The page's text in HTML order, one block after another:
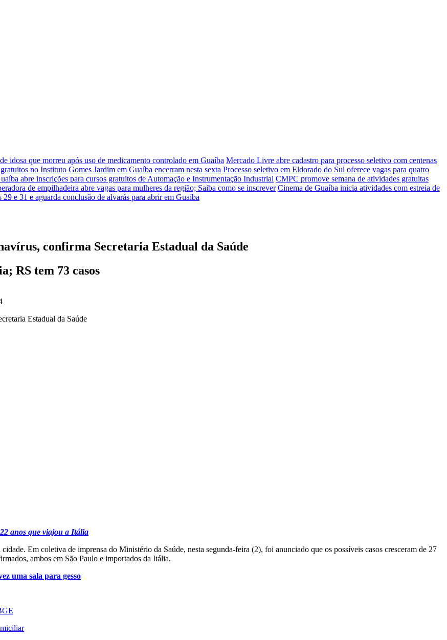
idosa que morreu após uso de medicamento controlado em Guaíba Mercado Livre abre cadastro para processo seletivo com centenas
no Instituto Gomes Jardim em Guaíba encerram nesta sexta Processo seletivo em Eldorado do Sul oferece vagas para quatro
abre inscrições para cursos gratuitos de Automação e Instrumentação Industrial CMPC promove semana de atividades gratuitas
de empilhadeira abre vagas para mulheres da região; Saiba como se inscrever Cinema de Guaíba inicia atividades com estreia de
e 31 e aguarda conclusão de alvarás para abrir em Guaíba
confirma Secretaria Estadual da Saúde
RS tem 73 casos
anos que viajou a Itália
Em coletiva de imprensa do Ministério da Saúde, nesta segunda-feira (2), foi anunciado que os possíveis casos cresceram de 27
ambos em São Paulo e importados da Itália.
uma sala para gesso